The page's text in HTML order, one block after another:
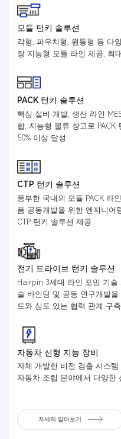
모듈 턴키 솔루션
각형, 파우치형, 원통형 등 다
장 지능형 모듈 라인 제공, 최
PACK 턴키 솔루션
핵심 설비 개발, 생산 라인
합, 지능형 물류 창고로
50% 이상 달성
CTP 턴키 솔루션
풍부한 국내외 모듈 PACK 라
품 공동개발을 위한 엔지니어
CTP 턴키 솔루션 제공
전기 드라이브 턴키 솔루션
Hairpin 3세대 라인 포밍 기술
술 바인딩 및 공동 연구개발
드와 심도 있는 협력 관계 구축
자동차 신형 지능 장비
자체 개발한 비전 검출 시스
자동차 조립 분야에서 다양한
자세히 알아보기